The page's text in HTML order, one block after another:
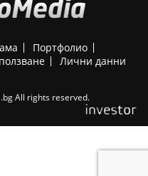
Портфолио
Лични данни
All rights reserved.